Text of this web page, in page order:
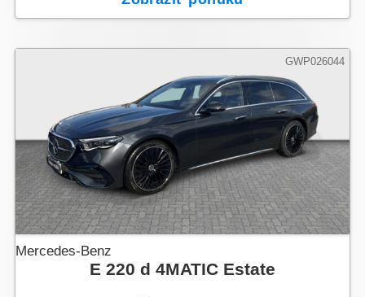
Mercedes-Benz
E 220 d 4MATIC Estate
GWP026044